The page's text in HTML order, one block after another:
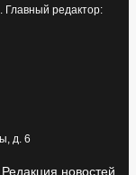
редактор:
д. 6
Редакция новостей